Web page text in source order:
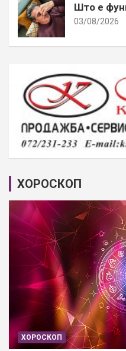
Што е
03/08/2026
ХОРОСКОП
ХОРОСКОП